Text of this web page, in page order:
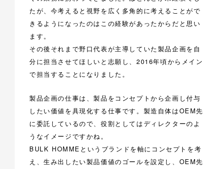
たが、今考えると視野を広く多角的に考えることがで
きるようになったのはこの経験があったからだと思い
ます。
その後それまで野口代表が主導していた製品企画を自
分に担当させてほしいと志願し、2016年頃からメイン
で担当することになりました。
製品企画の仕事は、製品をコンセプトから企画し付与
したい価値を具現化する仕事です。製造自体はOEM先
に委託しているので、役割としてはディレクターのよ
うなイメージですかね。
BULK HOMMEというブランドを軸にコンセプトを考
え、生み出したい製品価値のゴールを設定し、OEM先